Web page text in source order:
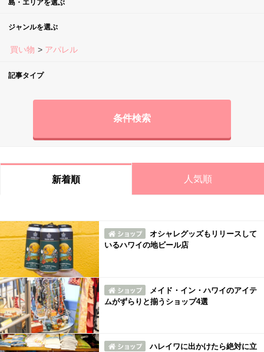
島・エリアを選ぶ
ジャンルを選ぶ
買い物 アパレル
記事タイプ
条件検索
新着順 人気順
オシャレグッズもリリースして
いるハワイの地ビール店
メイド・イン・ハワイのアイテ
ムがずらりと揃うショップ4選
ハレイワに出かけたら絶対に立